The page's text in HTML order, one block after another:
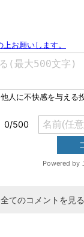
全てのコメントを見る